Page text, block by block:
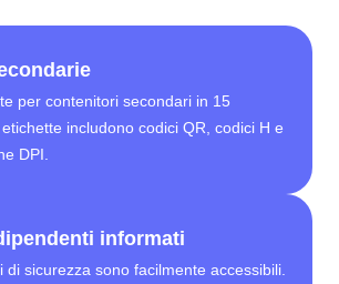
per contenitori secondari in 15
includono codici QR, codici H e
DPI.
informati
di sicurezza sono facilmente accessibili.